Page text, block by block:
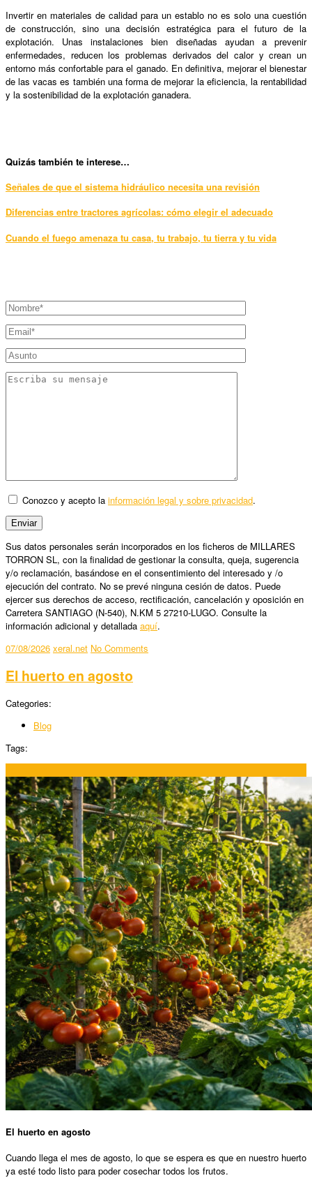
Invertir en materiales de calidad para un establo no es solo una cuestión
de construcción, sino una decisión estratégica para el futuro de la
explotación. Unas instalaciones bien diseñadas ayudan a prevenir
enfermedades, reducen los problemas derivados del calor y crean un
entorno más confortable para el ganado. En definitiva, mejorar el bienestar
de las vacas es también una forma de mejorar la eficiencia, la rentabilidad
y la sostenibilidad de la explotación ganadera.
Quizás también te interese…
Señales de que el sistema hidráulico necesita una revisión
Diferencias entre tractores agrícolas: cómo elegir el adecuado
Cuando el fuego amenaza tu casa, tu trabajo, tu tierra y tu vida
Conozco y acepto la información legal y sobre privacidad.
Sus datos personales serán incorporados en los ficheros de MILLARES
TORRON SL, con la finalidad de gestionar la consulta, queja, sugerencia
y/o reclamación, basándose en el consentimiento del interesado y /o
ejecución del contrato. No se prevé ninguna cesión de datos. Puede
ejercer sus derechos de acceso, rectificación, cancelación y oposición en
Carretera SANTIAGO (N-540), N.KM 5 27210-LUGO. Consulte la
información adicional y detallada aquí.
07/08/2026 xeral.net No Comments
El huerto en agosto
Categories:
Blog
Tags:
El huerto en agosto
Cuando llega el mes de agosto, lo que se espera es que en nuestro huerto
ya esté todo listo para poder cosechar todos los frutos.